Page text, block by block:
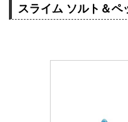
スライム ソルト＆ペ